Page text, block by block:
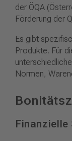
der ÖQA
Förderung der
Es gibt
Produkte. Für
Normen,